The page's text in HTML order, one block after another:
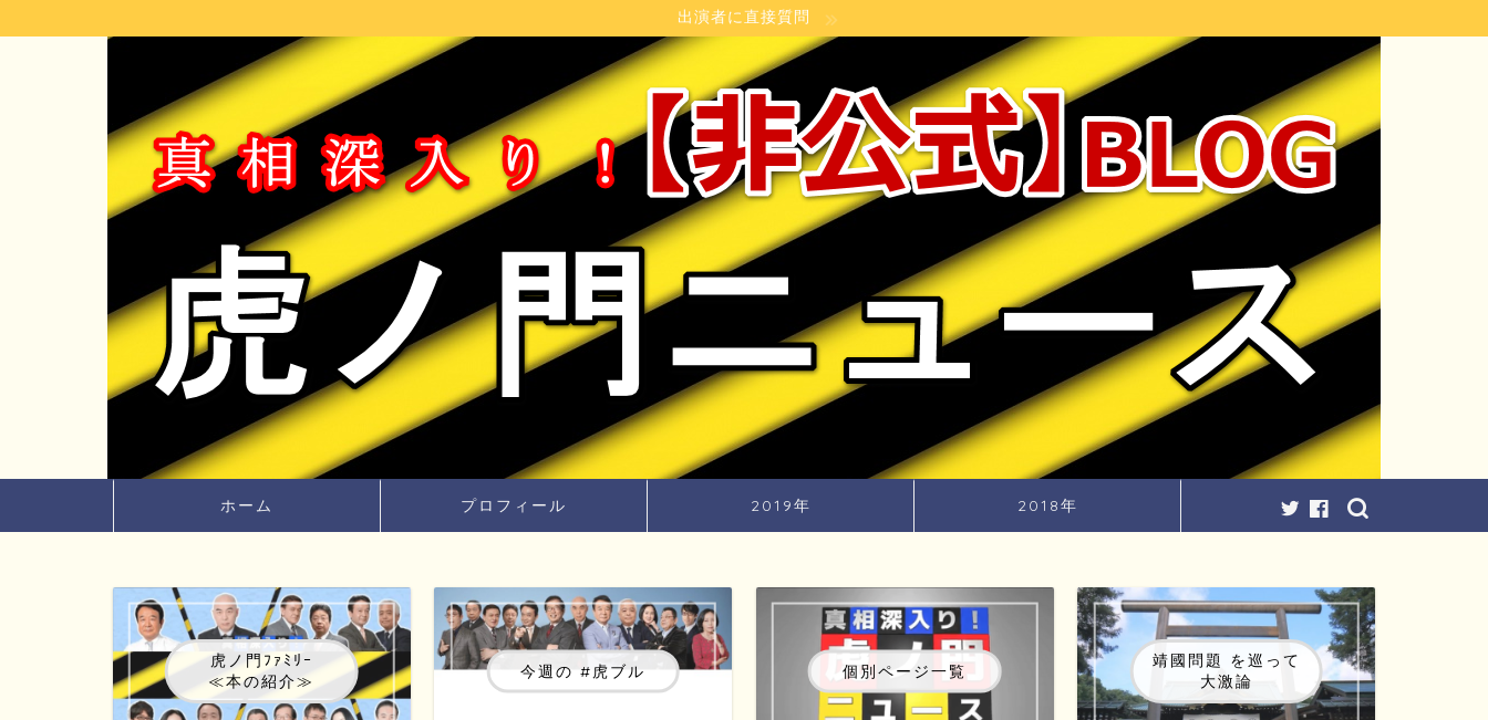
出演者に直接質問
ホーム プロフィール 2019年 2018年
虎ノ門ﾌｧﾐﾘｰ
≪本の紹介≫
今週の #虎ブル 個別ページ一覧
靖國問題 を巡って
大激論